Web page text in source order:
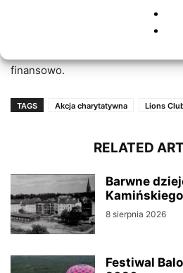
Radosław Bielicki deklaruje
gdyby rodziców dziecka z wykrytą
finansowo.
TAGS Akcja charytatywna Lions
RELATED
Barwne
8 sierpnia 2026
Festiwal